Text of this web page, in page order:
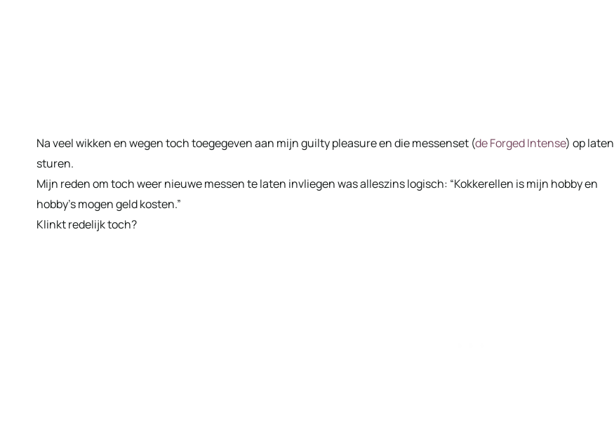
Na veel wikken en wegen toch toegegeven aan mijn guilty pleasure en die messenset (de Forged Intense) op laten
sturen.
Mijn reden om toch weer nieuwe messen te laten invliegen was alleszins logisch: “Kokkerellen is mijn hobby en
hobby’s mogen geld kosten.”
Klinkt redelijk toch?